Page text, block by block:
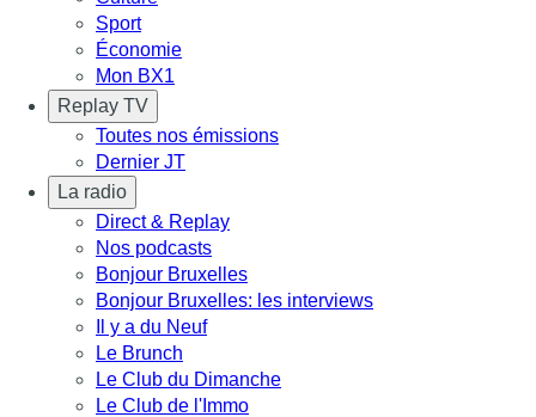
Sport
Économie
Mon BX1
Replay TV
Toutes nos émissions
Dernier JT
La radio
Direct & Replay
Nos podcasts
Bonjour Bruxelles
Bonjour Bruxelles: les interviews
Il y a du Neuf
Le Brunch
Le Club du Dimanche
Le Club de l'Immo